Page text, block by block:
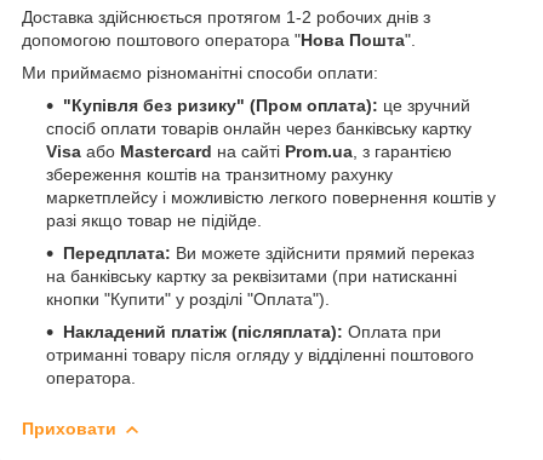
Доставка здійснюється протягом 1-2 робочих днів з
допомогою поштового оператора "Нова Пошта".
Ми приймаємо різноманітні способи оплати:
"Купівля без ризику" (Пром оплата): це зручний
спосіб оплати товарів онлайн через банківську картку
Visa або Mastercard на сайті Prom.ua , з гарантією
збереження коштів на транзитному рахунку
маркетплейсу і можливістю легкого повернення коштів у
разі якщо товар не підійде.
Передплата: Ви можете здійснити прямий переказ
на банківську картку за реквізитами (при натисканні
кнопки "Купити" у розділі "Оплата").
Накладений платіж (післяплата): Оплата при
отриманні товару після огляду у відділенні поштового
оператора.
Приховати